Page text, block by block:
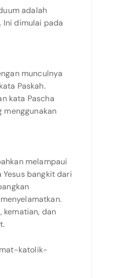
adalah
Ini dimulai pada
munculnya
Paskah.
kata Pascha
menggunakan
melampaui
Yesus bangkit dari
kematian, dan
katolik-